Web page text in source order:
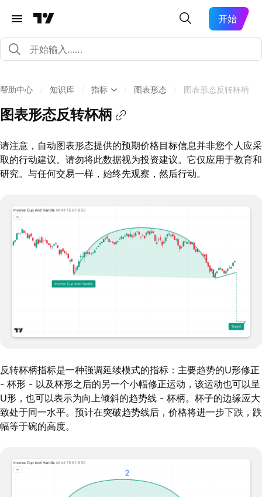
开始
帮助中心 知识库 指标 图表形态 图表形态反转杯柄
图表形态反转杯柄
请注意，自动图表形态提供的预期价格目标信息并非您个人应采
取的行动建议。请勿将此数据视为投资建议。它仅应用于教育和
研究。与任何交易一样，始终先观察，然后行动。
反转杯柄指标是一种强调延续模式的指标：主要趋势的U形修正
- 杯形 - 以及杯形之后的另一个小幅修正运动，该运动也可以呈
U形，也可以表示为向上倾斜的趋势线 - 杯柄。杯子的边缘应大
致处于同一水平。预计在突破趋势线后，价格将进一步下跌，跌
幅等于碗的高度。